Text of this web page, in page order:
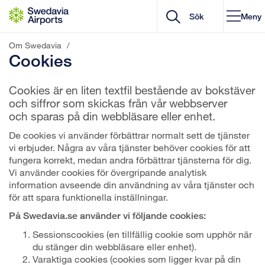
Gå till innehåll
Meny
Om Swedavia /
Cookies
Cookies är en liten textfil bestående av bokstäver
och siffror som skickas från vår webbserver
och sparas på din webbläsare eller enhet.
De cookies vi använder förbättrar normalt sett de tjänster
vi erbjuder. Några av våra tjänster behöver cookies för att
fungera korrekt, medan andra förbättrar tjänsterna för dig.
Vi använder cookies för övergripande analytisk
information avseende din användning av våra tjänster och
för att spara funktionella inställningar.
På Swedavia.se använder vi följande cookies:
Sessionscookies (en tillfällig cookie som upphör när
du stänger din webbläsare eller enhet).
Varaktiga cookies (cookies som ligger kvar på din